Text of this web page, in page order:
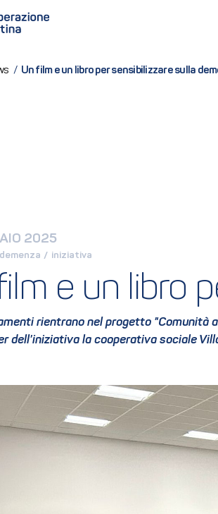
/ Un film e un libro per sensibilizzare sulla
2025
demenza / iniziativa
e un libro
rientrano nel progetto "Comunità
dell’iniziativa la cooperativa sociale